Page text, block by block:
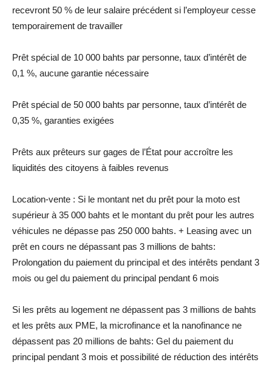
recevront 50 % de leur salaire précédent si l’employeur cesse
temporairement de travailler
Prêt spécial de 10 000 bahts par personne, taux d’intérêt de
0,1 %, aucune garantie nécessaire
Prêt spécial de 50 000 bahts par personne, taux d’intérêt de
0,35 %, garanties exigées
Prêts aux prêteurs sur gages de l’État pour accroître les
liquidités des citoyens à faibles revenus
Location-vente : Si le montant net du prêt pour la moto est
supérieur à 35 000 bahts et le montant du prêt pour les autres
véhicules ne dépasse pas 250 000 bahts. + Leasing avec un
prêt en cours ne dépassant pas 3 millions de bahts:
Prolongation du paiement du principal et des intérêts pendant 3
mois ou gel du paiement du principal pendant 6 mois
Si les prêts au logement ne dépassent pas 3 millions de bahts
et les prêts aux PME, la microfinance et la nanofinance ne
dépassent pas 20 millions de bahts: Gel du paiement du
principal pendant 3 mois et possibilité de réduction des intérêts